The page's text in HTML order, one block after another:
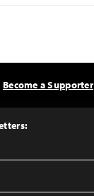
Become a Supporter